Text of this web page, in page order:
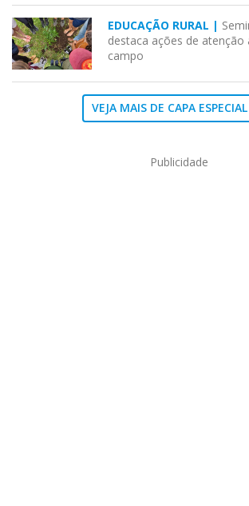
EDUCAÇÃO RURAL |
destaca ações de atenção
campo
VEJA MAIS DE CAPA ESPECIAL
Publicidade